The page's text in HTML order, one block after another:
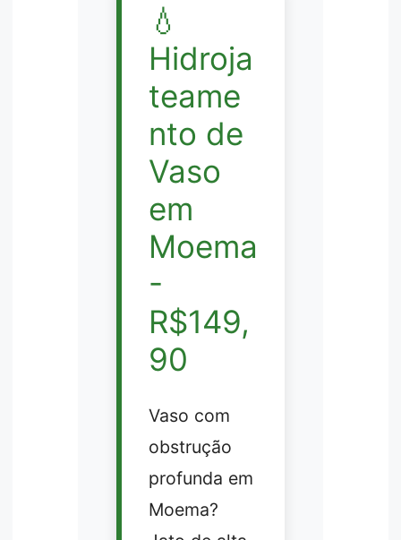
💧
Hidroja
teame
nto de
Vaso
em
Moema
-
R$149,
90
Vaso com
obstrução
profunda em
Moema?